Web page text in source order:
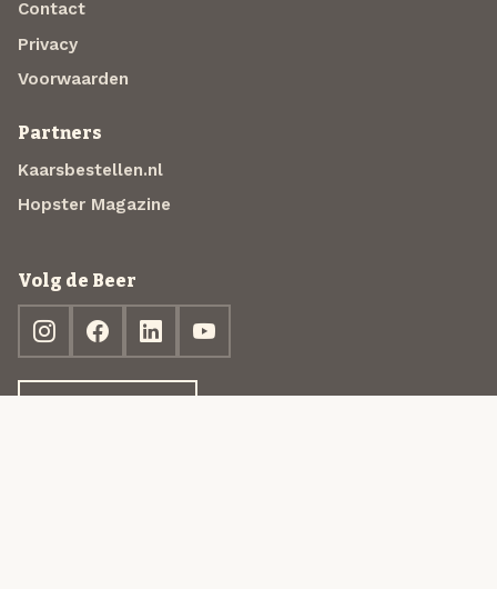
Contact
Privacy
Voorwaarden
Partners
Kaarsbestellen.nl
Hopster Magazine
Volg de Beer